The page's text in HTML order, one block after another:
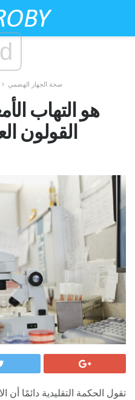
صحة الجهاز الهضمي
هو التهاب
القولون
تقول الحكمة التقليدية دائمًا